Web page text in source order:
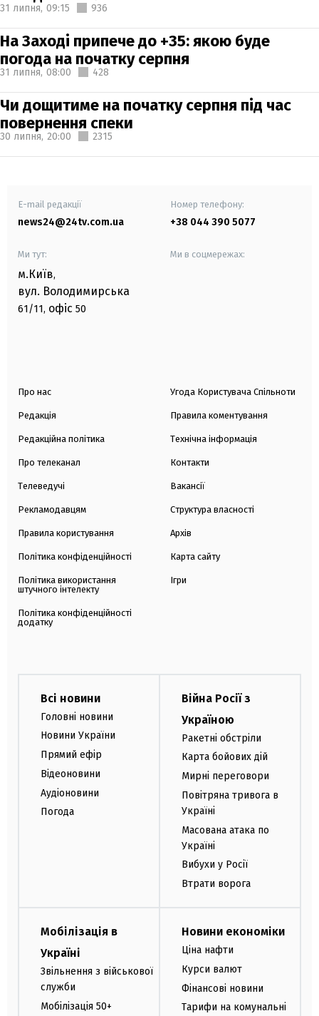
31 липня, 09:15 936
На Заході припече до +35: якою буде
погода на початку серпня
31 липня, 08:00 428
Чи дощитиме на початку серпня під час
повернення спеки
30 липня, 20:00 2315
E-mail редакції
news24@24tv.com.ua
Номер телефону:
+38 044 390 5077
Ми тут:
м.Київ,
вул. Володимирська
61/11, офіс 50
Ми в соцмережах:
Про нас
Редакція
Редакційна політика
Про телеканал
Телеведучі
Рекламодавцям
Правила користування
Політика конфіденційності
Політика використання
штучного інтелекту
Політика конфіденційності
додатку
Угода Користувача Спільноти
Правила коментування
Технічна інформація
Контакти
Вакансії
Структура власності
Архів
Карта сайту
Ігри
Всі новини
Головні новини
Новини України
Прямий ефір
Відеоновини
Аудіоновини
Погода
Війна Росії з
Україною
Ракетні обстріли
Карта бойових дій
Мирні переговори
Повітряна тривога в
Україні
Масована атака по
Україні
Вибухи у Росії
Втрати ворога
Мобілізація в
Україні
Звільнення з військової
служби
Мобілізація 50+
Новини економіки
Ціна нафти
Курси валют
Фінансові новини
Тарифи на комунальні